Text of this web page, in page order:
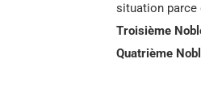
situation parce
Troisième
Quatrième